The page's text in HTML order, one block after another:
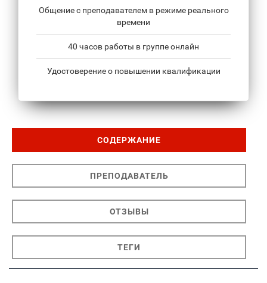
Общение с преподавателем в режиме реального
времени
40 часов работы в группе онлайн
Удостоверение о повышении квалификации
СОДЕРЖАНИЕ
ПРЕПОДАВАТЕЛЬ
ОТЗЫВЫ
ТЕГИ